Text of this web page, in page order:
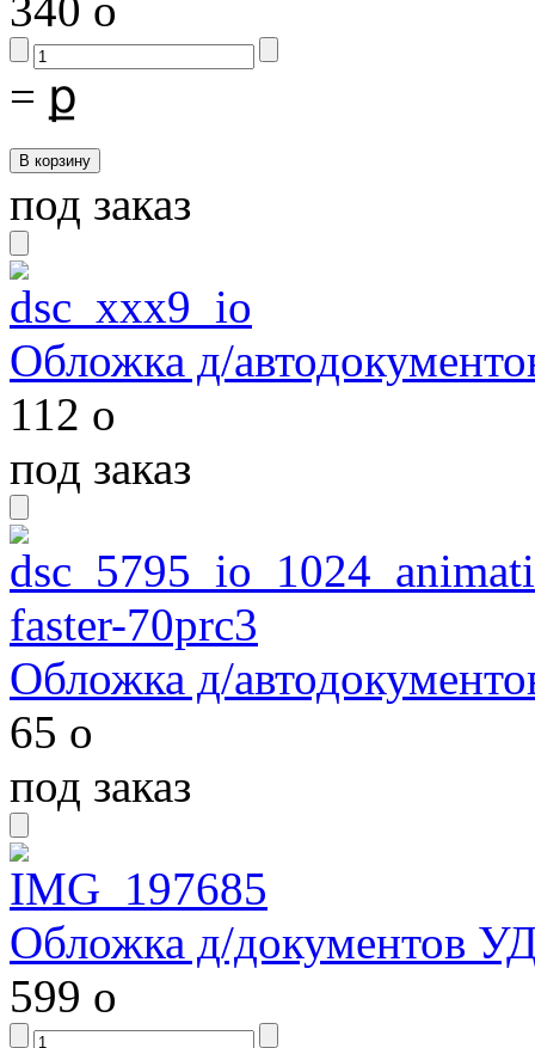
= ք
под заказ
Обложка д/
112 o
под заказ
Обложка д/
65 o
под заказ
Обложка д/документов
599 o